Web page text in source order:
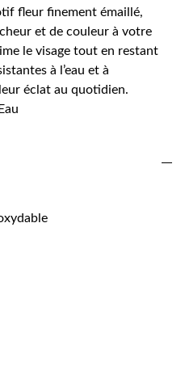
fleur finement émaillé,
et de couleur à votre
le visage tout en restant
à l’eau et à
éclat au quotidien.